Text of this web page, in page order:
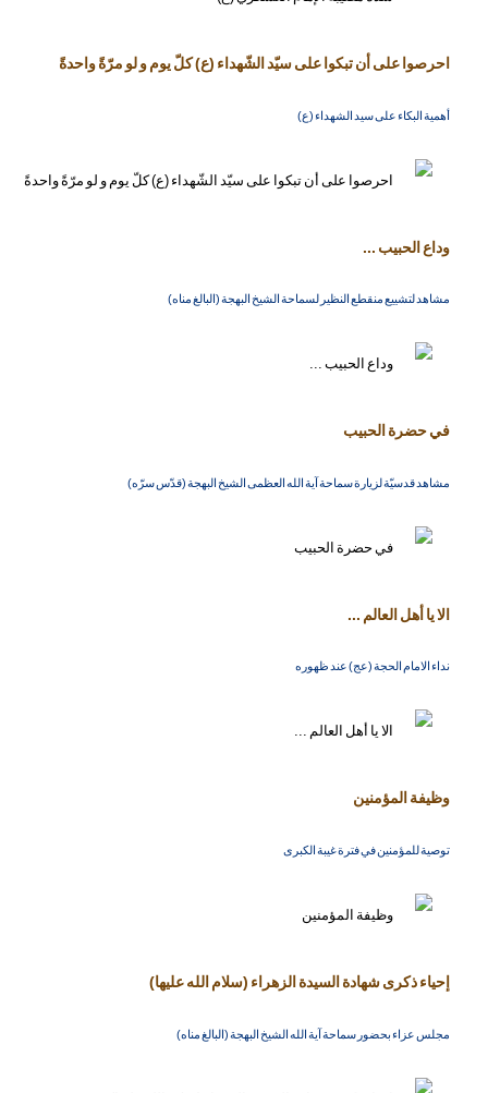
احرصوا على أن تبكوا على سيّد الشّهداء (ع) كلّ يوم و لو مرّةً واحدةً
أهمية البكاء على سيد الشهداء (ع)
وداع الحبيب ...
مشاهد لتشييع منقطع النظير لسماحة الشيخ البهجة (البالغ مناه)
في حضرة الحبيب
مشاهد قدسيّة لزيارة سماحة آية الله العظمى الشيخ البهجة (قدّس سرّه)
الا يا أهل العالم ...
نداء الامام الحجة (عج) عند ظهوره
وظيفة المؤمنين
توصية للمؤمنين في فترة غيبة الكبرى
إحياء ذكرى شهادة السيدة الزهراء (سلام الله عليها)
مجلس عزاء بحضور سماحة آية الله الشيخ البهجة (البالغ مناه)